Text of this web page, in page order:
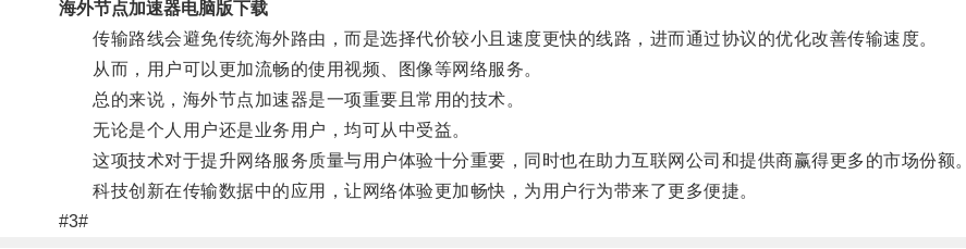
海外节点加速器电脑版下载
传输路线会避免传统海外路由，而是选择代价较小且速度更快的线路，进而通过协议的优化改善传输速度。
从而，用户可以更加流畅的使用视频、图像等网络服务。
总的来说，海外节点加速器是一项重要且常用的技术。
无论是个人用户还是业务用户，均可从中受益。
这项技术对于提升网络服务质量与用户体验十分重要，同时也在助力互联网公司和提供商赢得更多的市场份额。
科技创新在传输数据中的应用，让网络体验更加畅快，为用户行为带来了更多便捷。
#3#